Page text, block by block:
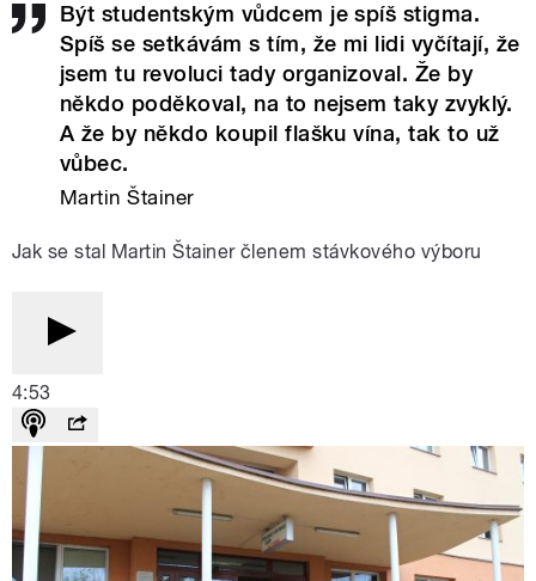
Být studentským vůdcem je spíš stigma.
Spíš se setkávám s tím, že mi lidi vyčítají, že
jsem tu revoluci tady organizoval. Že by
někdo poděkoval, na to nejsem taky zvyklý.
A že by někdo koupil flašku vína, tak to už
vůbec.
Martin Štainer
Jak se stal Martin Štainer členem stávkového výboru
4:53